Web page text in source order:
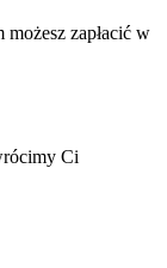
zapłacić w
Ci